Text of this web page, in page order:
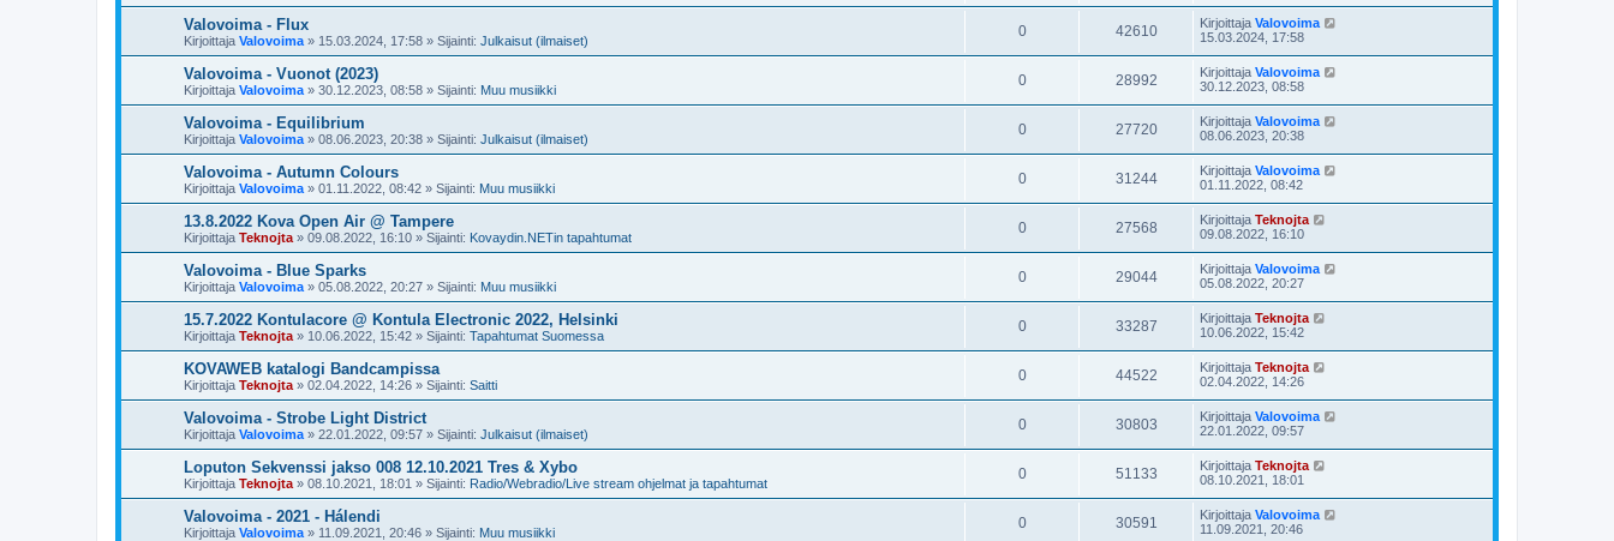
Valovoima - Flux
Kirjoittaja Valovoima » 15.03.2024, 17:58 » Sijainti: Julkaisut (ilmaiset)
0 42610 Kirjoittaja Valovoima
15.03.2024, 17:58
Valovoima - Vuonot (2023)
Kirjoittaja Valovoima » 30.12.2023, 08:58 » Sijainti: Muu musiikki
0 28992 Kirjoittaja Valovoima
30.12.2023, 08:58
Valovoima - Equilibrium
Kirjoittaja Valovoima » 08.06.2023, 20:38 » Sijainti: Julkaisut (ilmaiset)
0 27720 Kirjoittaja Valovoima
08.06.2023, 20:38
Valovoima - Autumn Colours
Kirjoittaja Valovoima » 01.11.2022, 08:42 » Sijainti: Muu musiikki
0 31244 Kirjoittaja Valovoima
01.11.2022, 08:42
13.8.2022 Kova Open Air @ Tampere
Kirjoittaja Teknojta » 09.08.2022, 16:10 » Sijainti: Kovaydin.NETin tapahtumat
0 27568 Kirjoittaja Teknojta
09.08.2022, 16:10
Valovoima - Blue Sparks
Kirjoittaja Valovoima » 05.08.2022, 20:27 » Sijainti: Muu musiikki
0 29044 Kirjoittaja Valovoima
05.08.2022, 20:27
15.7.2022 Kontulacore @ Kontula Electronic 2022, Helsinki
Kirjoittaja Teknojta » 10.06.2022, 15:42 » Sijainti: Tapahtumat Suomessa
0 33287 Kirjoittaja Teknojta
10.06.2022, 15:42
KOVAWEB katalogi Bandcampissa
Kirjoittaja Teknojta » 02.04.2022, 14:26 » Sijainti: Saitti
0 44522 Kirjoittaja Teknojta
02.04.2022, 14:26
Valovoima - Strobe Light District
Kirjoittaja Valovoima » 22.01.2022, 09:57 » Sijainti: Julkaisut (ilmaiset)
0 30803 Kirjoittaja Valovoima
22.01.2022, 09:57
Loputon Sekvenssi jakso 008 12.10.2021 Tres & Xybo
Kirjoittaja Teknojta » 08.10.2021, 18:01 » Sijainti: Radio/Webradio/Live stream ohjelmat ja tapahtumat
0 51133 Kirjoittaja Teknojta
08.10.2021, 18:01
Valovoima - 2021 - Hálendi
Kirjoittaja Valovoima » 11.09.2021, 20:46 » Sijainti: Muu musiikki
0 30591 Kirjoittaja Valovoima
11.09.2021, 20:46